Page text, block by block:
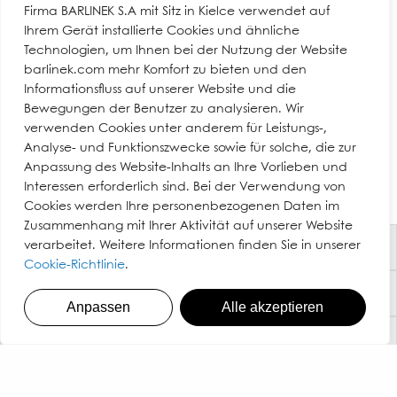
Firma BARLINEK S.A mit Sitz in Kielce verwendet auf
Ihrem Gerät installierte Cookies und ähnliche
Technologien, um Ihnen bei der Nutzung der Website
barlinek.com mehr Komfort zu bieten und den
Informationsfluss auf unserer Website und die
Bewegungen der Benutzer zu analysieren. Wir
verwenden Cookies unter anderem für Leistungs-,
Analyse- und Funktionszwecke sowie für solche, die zur
Anpassung des Website-Inhalts an Ihre Vorlieben und
Interessen erforderlich sind. Bei der Verwendung von
Cookies werden Ihre personenbezogenen Daten im
Zusammenhang mit Ihrer Aktivität auf unserer Website
verarbeitet. Weitere Informationen finden Sie in unserer
Cookie-Richtlinie.
Anpassen Alle akzeptieren
Fußbodenheizung:
Elektrische, Infrarot,
Wassergeführte
Fasen: Mikro-Fase vierseitig
schwimmend
Holzmerkmale: Äste In Geringer Anzahl
Holzart: Eiche
Härte [kG/mm2]:
Abmessungen
Breite [mm]:
Länge [mm]: 2200
Dicke [mm]: 14
Attestation-G06148-Barlinek-AgBB-2010
Garantieschein für das Dreischicht-
Fertigparkett​
Leistungerklarung
Leistungserklärung - Fischgrät
Fischgrat
Nicht an feuchten Stellen verlegen
Schutzmatten benutzen
Anleitungen und
Informationsmaterialien
Selbstmontage Schritt für Schritt
EICHE BRIGHT PICCOLO
Firma
Produkte